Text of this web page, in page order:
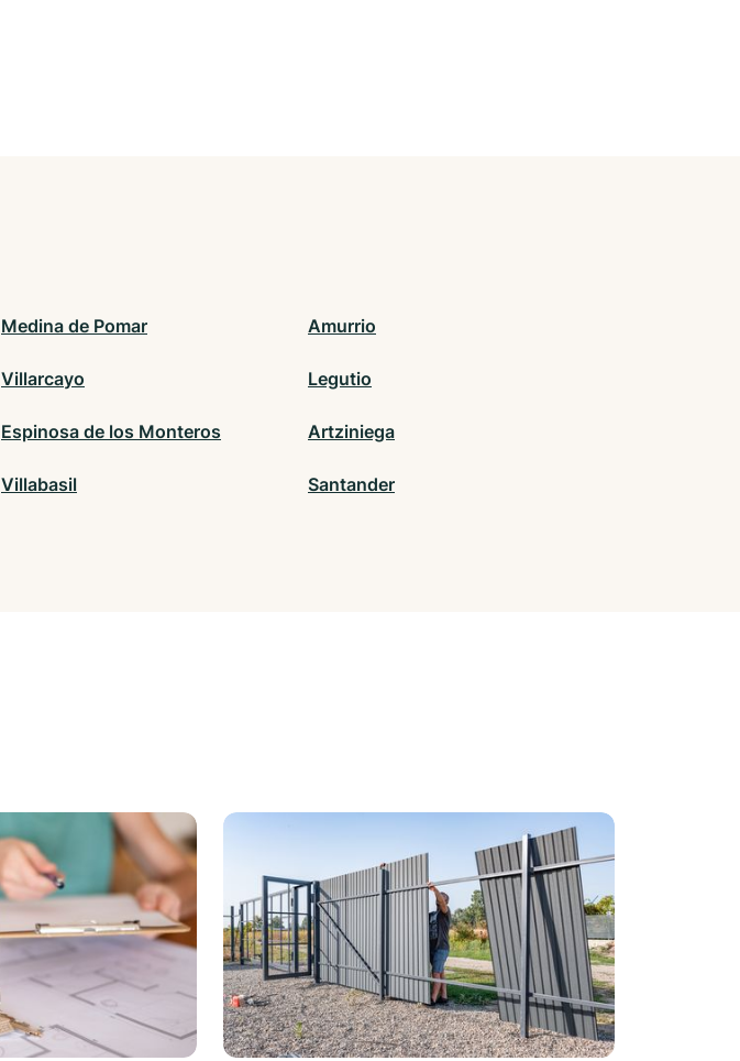
Medina de Pomar Amurrio
Villarcayo Legutio
Espinosa de los Monteros Artziniega
Villabasil Santander